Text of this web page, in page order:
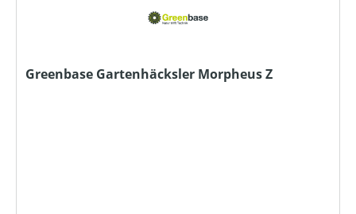
Greenbase Gartenhäcksler Morpheus Z